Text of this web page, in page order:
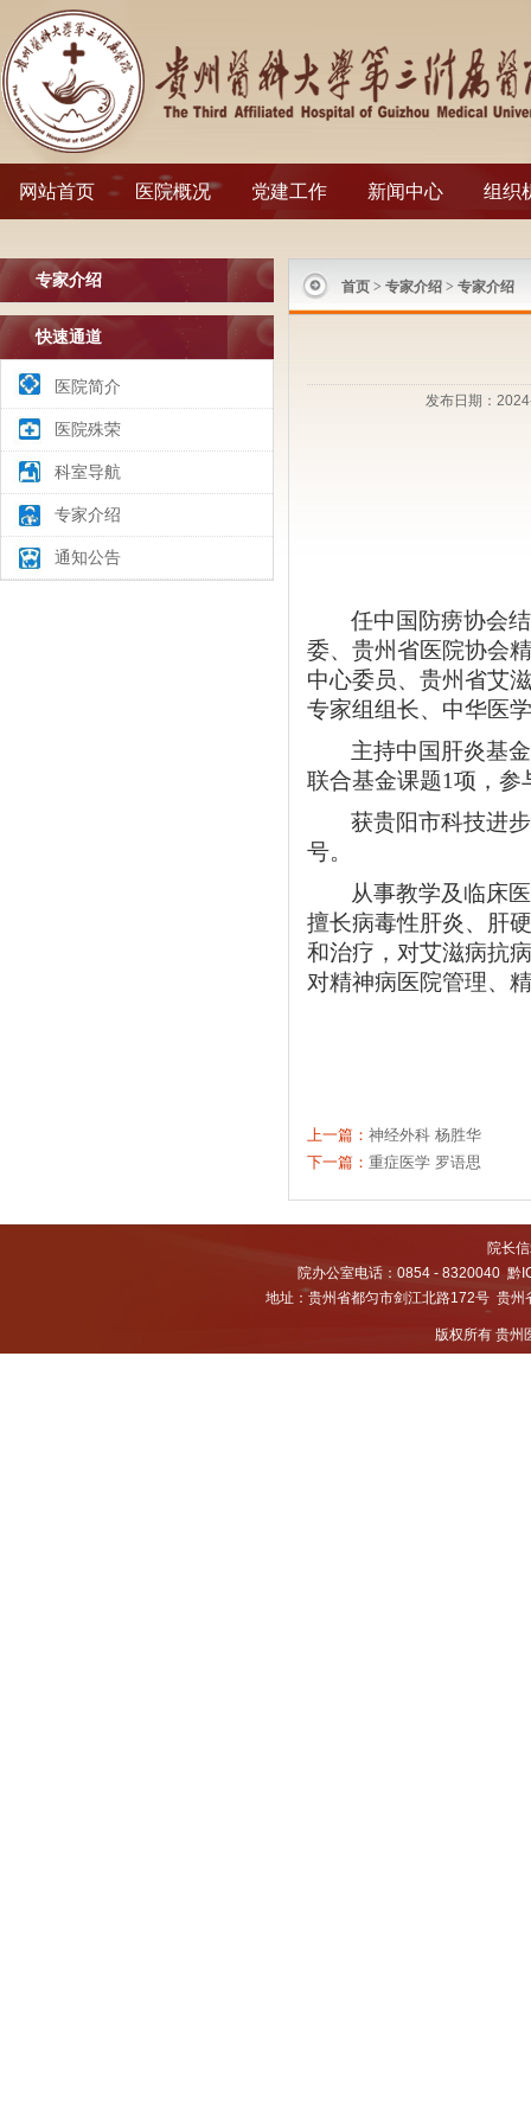
网站首页 医院概况 党建工作 新闻中心 组织
专家介绍
快速通道
医院简介
医院殊荣
科室导航
专家介绍
通知公告
首页 > 专家介绍 > 专家介绍
发布日期：
任中国防痨协会
委、贵州省医院协会
中心委员、贵州省艾
专家组组长、中华医
主持中国肝炎基
联合基金课题1项，参
获贵阳市科技进
号。
从事教学及临床
擅长病毒性肝炎、肝
和治疗，对艾滋病抗
对精神病医院管理、
上一篇： 神经外科 杨胜华
下一篇： 重症医学 罗语思
院长
院办公室电话：0854 - 8320040黔
地址：贵州省都匀市剑江北路172号 贵
版权所有 贵州